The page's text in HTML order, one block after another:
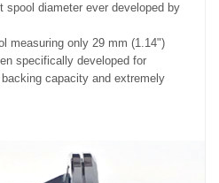
spool diameter ever developed by
measuring only 29 mm (1.14")
specifically developed for
capacity and extremely